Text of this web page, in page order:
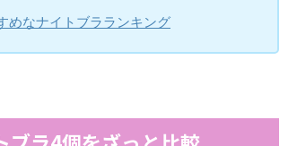
めなナイトブラランキング